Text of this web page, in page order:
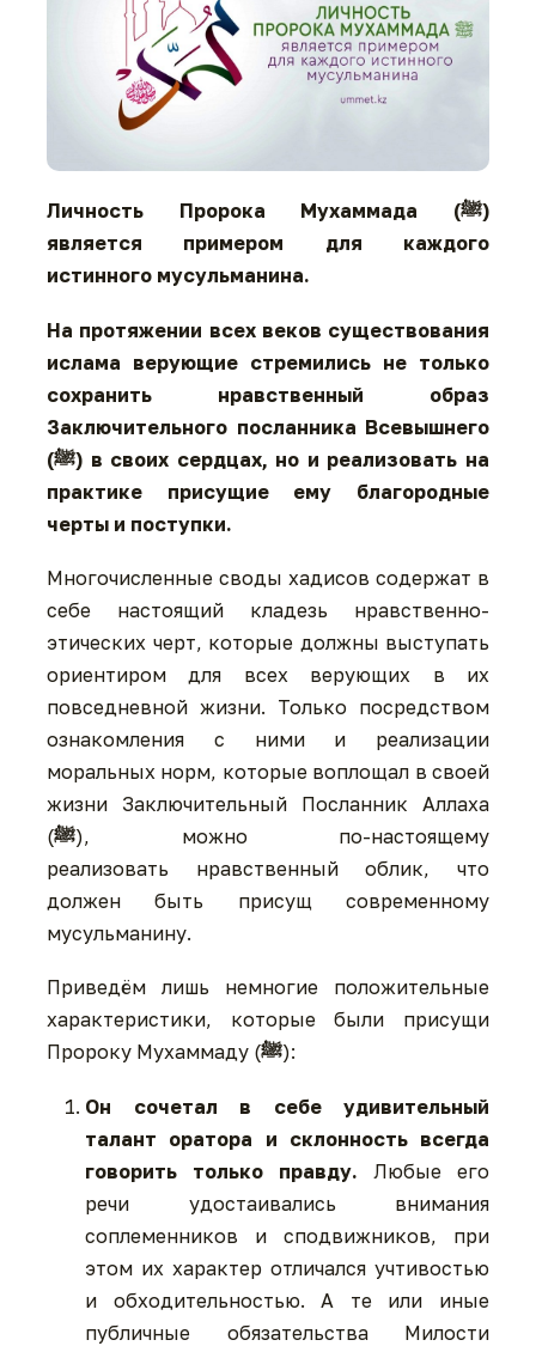
Личность Пророка Мухаммада (ﷺ)
является примером для каждого
истинного мусульманина.
На протяжении всех веков существования
ислама верующие стремились не только
сохранить нравственный образ
Заключительного посланника Всевышнего
(ﷺ) в своих сердцах, но и реализовать на
практике присущие ему благородные
черты и поступки.
Многочисленные своды хадисов содержат в
себе настоящий кладезь нравственно-
этических черт, которые должны выступать
ориентиром для всех верующих в их
повседневной жизни. Только посредством
ознакомления с ними и реализации
моральных норм, которые воплощал в своей
жизни Заключительный Посланник Аллаха
(ﷺ), можно по-настоящему
реализовать нравственный облик, что
должен быть присущ современному
мусульманину.
Приведём лишь немногие положительные
характеристики, которые были присущи
Пророку Мухаммаду (ﷺ):
Он сочетал в себе удивительный
талант оратора и склонность всегда
говорить только правду. Любые его
речи удостаивались внимания
соплеменников и сподвижников, при
этом их характер отличался учтивостью
и обходительностью. А те или иные
публичные обязательства Милости